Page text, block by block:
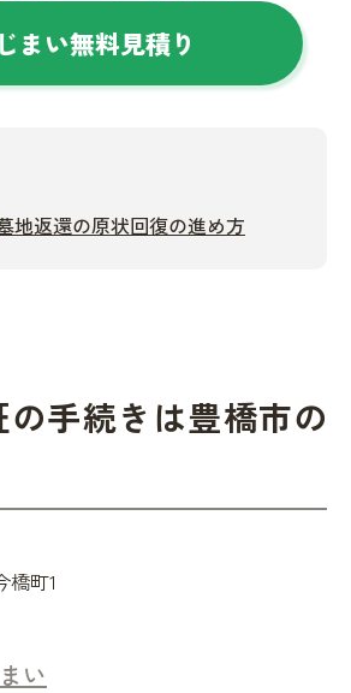
まい無料見積り
地返還の原状回復の進め方
手続きは豊橋市の
橋町1
い